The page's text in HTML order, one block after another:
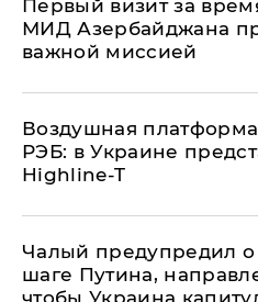
Первый визит за
МИД Азербайджана
важной миссией
Воздушная
РЭБ: в Украине
Highline-T
Чалый предупредил
шаге Путина,
чтобы Украина